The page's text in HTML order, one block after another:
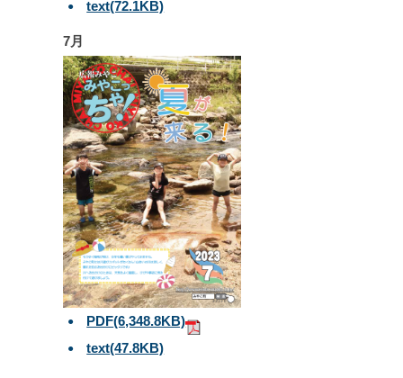
text(72.1KB)
7月
PDF(6,348.8KB)
text(47.8KB)